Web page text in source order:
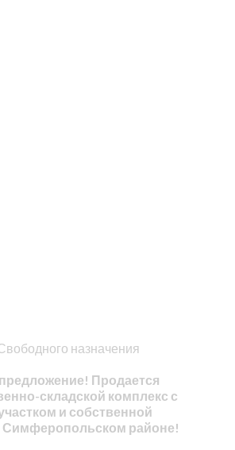
назначения
Продается
складской комплекс с
и собственной
Симферопольском районе!